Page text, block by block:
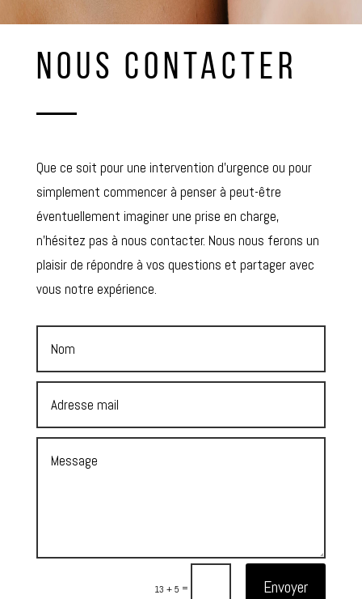
NOUS CONTACTER
Que ce soit pour une intervention d’urgence ou pour
simplement commencer à penser à peut-être
éventuellement imaginer une prise en charge,
n’hésitez pas à nous contacter. Nous nous ferons un
plaisir de répondre à vos questions et partager avec
vous notre expérience.
13 + 5 = Envoyer